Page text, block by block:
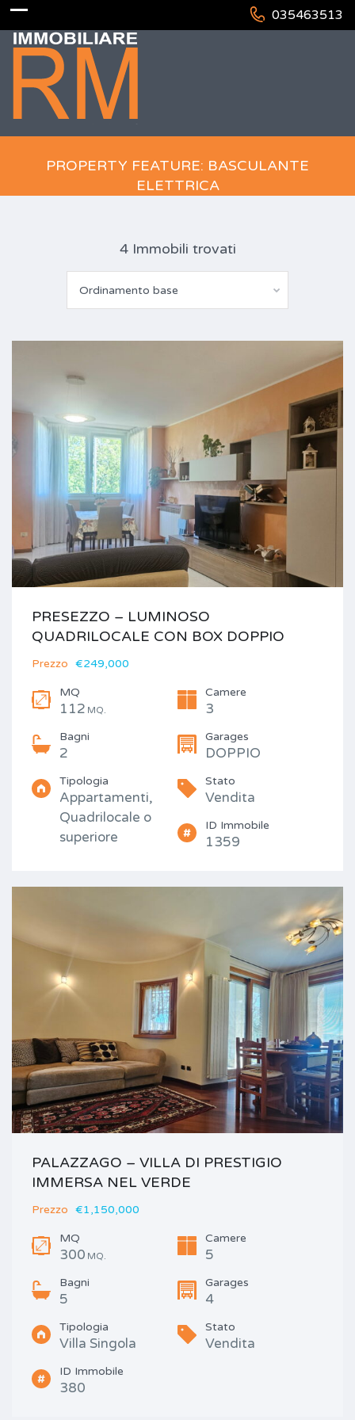
035463513
PROPERTY FEATURE: BASCULANTE
ELETTRICA
4 Immobili trovati
Ordinamento base
PRESEZZO – LUMINOSO
QUADRILOCALE CON BOX DOPPIO
Prezzo €249,000
MQ
112 MQ.
Camere
3
Bagni
2
Garages
DOPPIO
Tipologia
Appartamenti,
Quadrilocale o
superiore
Stato
Vendita
ID Immobile
1359
PALAZZAGO – VILLA DI PRESTIGIO
IMMERSA NEL VERDE
Prezzo €1,150,000
MQ
300 MQ.
Camere
5
Bagni
5
Garages
4
Tipologia
Villa Singola
Stato
Vendita
ID Immobile
380